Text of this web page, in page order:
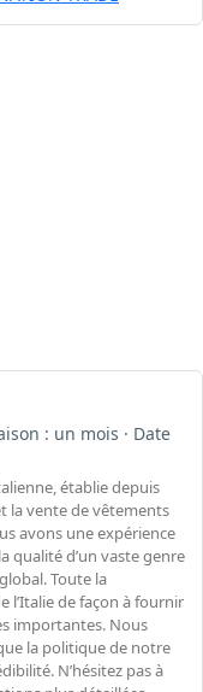
: un mois · Date
établie depuis
la vente de vêtements
avons une expérience
qualité d’un vaste genre
Toute la
l’Italie de façon à fournir
importantes. Nous
la politique de notre
N’hésitez pas à